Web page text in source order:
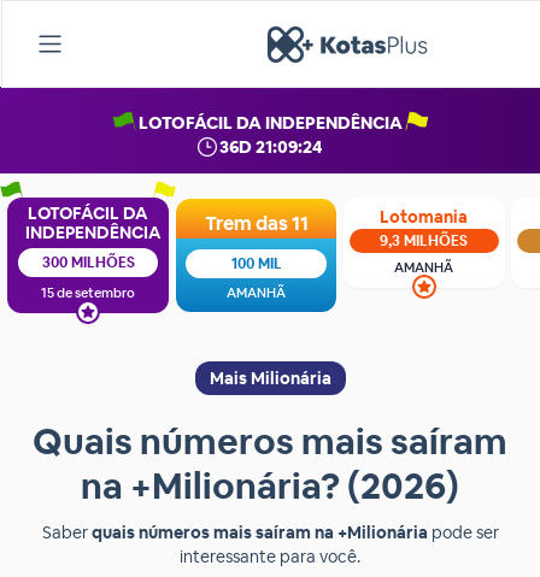
LOTOFÁCIL DA INDEPENDÊNCIA
36D 21:09:24
LOTOFÁCIL DA
INDEPENDÊNCIA
300 MILHÕES
15 de setembro
Trem das 11
100 MIL
AMANHÃ
Lotomania
9,3 MILHÕES
AMANHÃ
Mais Milionária
Quais números mais saíram
na +Milionária? (2026)
Saberquais números mais saíram na +Milionária pode ser
interessante para você.